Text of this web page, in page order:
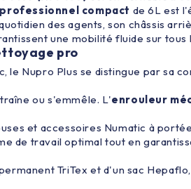
compact de 6L est
des agents, son châssis
une mobilité fluide sur tous
pro
le Nupro Plus se distingue par
ou s'emmêle. L'enrouleur
et accessoires Numatic à
de travail optimal tout en
TriTex et d'un sac Hepaflo